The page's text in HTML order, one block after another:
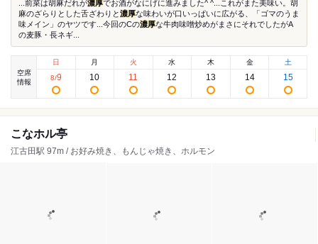
...前菜は胡麻だれが濃厚でお酒がなにげに進みました^ ^...これがまた美味い。胡
麻のざらりとした舌ざわりと濃厚な味わいが口いっぱいに広がる、「ゴマのうま
味メイン」のヤツです...今回のCの濃厚な牛肉味噌炒めがまさにそれでしたがA
の麦豚・長ネギ...
空席
情報
日
8/9
月
10
火
11
水
12
木
13
金
14
土
15
こなホル亭
江古田駅 97m / お好み焼き、もんじゃ焼き、ホルモン